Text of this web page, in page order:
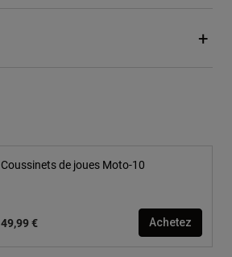
Coussinets de joues Moto-10
49,99 € Achetez